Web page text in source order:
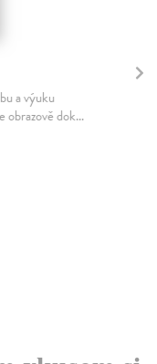
a výuku
obrazově dok...